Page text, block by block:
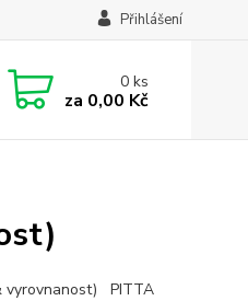
Přihlášení
0ks
za 0,00 Kč
vyrovnanost) PITTA